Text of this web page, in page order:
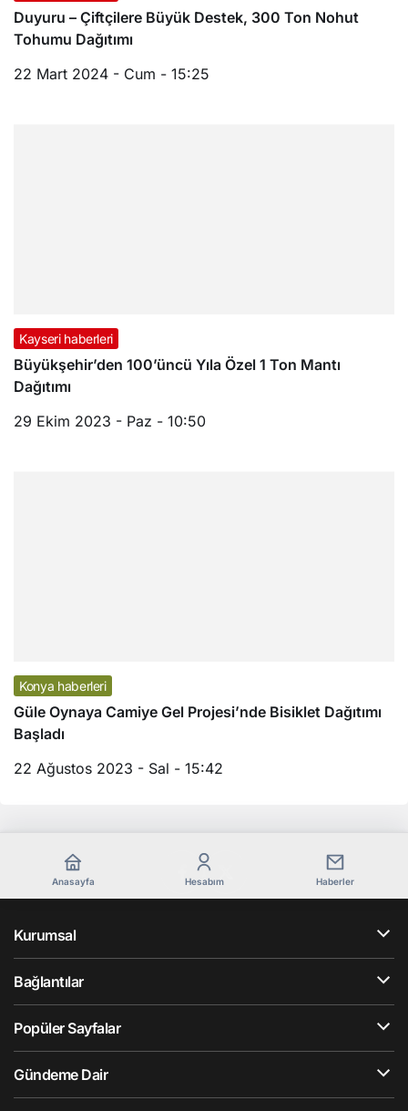
Duyuru – Çiftçilere Büyük Destek, 300 Ton Nohut
Tohumu Dağıtımı
22 Mart 2024 - Cum - 15:25
Kayseri haberleri
Büyükşehir’den 100’üncü Yıla Özel 1 Ton Mantı
Dağıtımı
29 Ekim 2023 - Paz - 10:50
Konya haberleri
Güle Oynaya Camiye Gel Projesi’nde Bisiklet Dağıtımı
Başladı
22 Ağustos 2023 - Sal - 15:42
Anasayfa Hesabım Haberler
Kurumsal
Bağlantılar
Popüler Sayfalar
Gündeme Dair